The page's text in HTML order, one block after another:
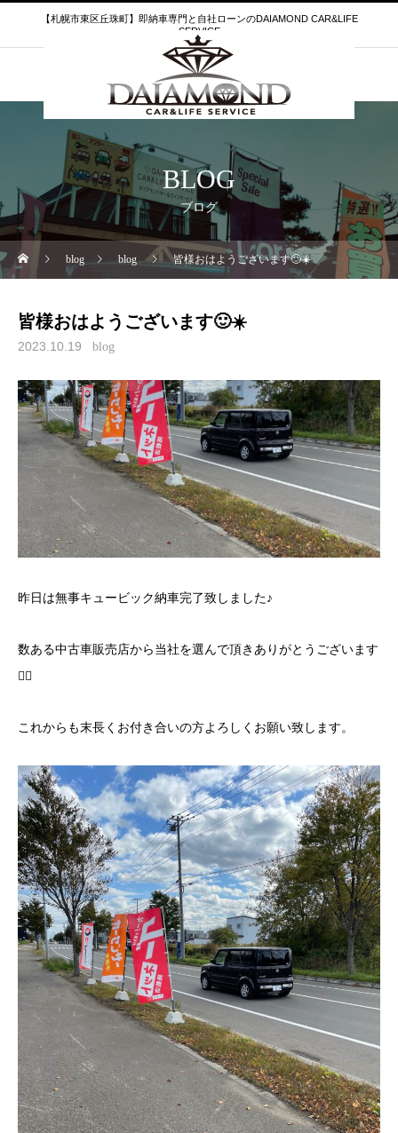
【札幌市東区丘珠町】即納車専門と自社ローンのDAIAMOND CAR&LIFE
SERVICE
BLOG
ブログ
blog blog 皆様おはようございます🙂☀️
皆様おはようございます🙂☀️
2023.10.19 blog
昨日は無事キュービック納車完了致しました♪
数ある中古車販売店から当社を選んで頂きありがとうございます
🙇‍♂️
これからも末長くお付き合いの方よろしくお願い致します。